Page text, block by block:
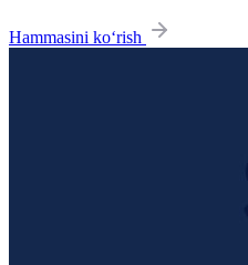
Hammasini ko‘rish